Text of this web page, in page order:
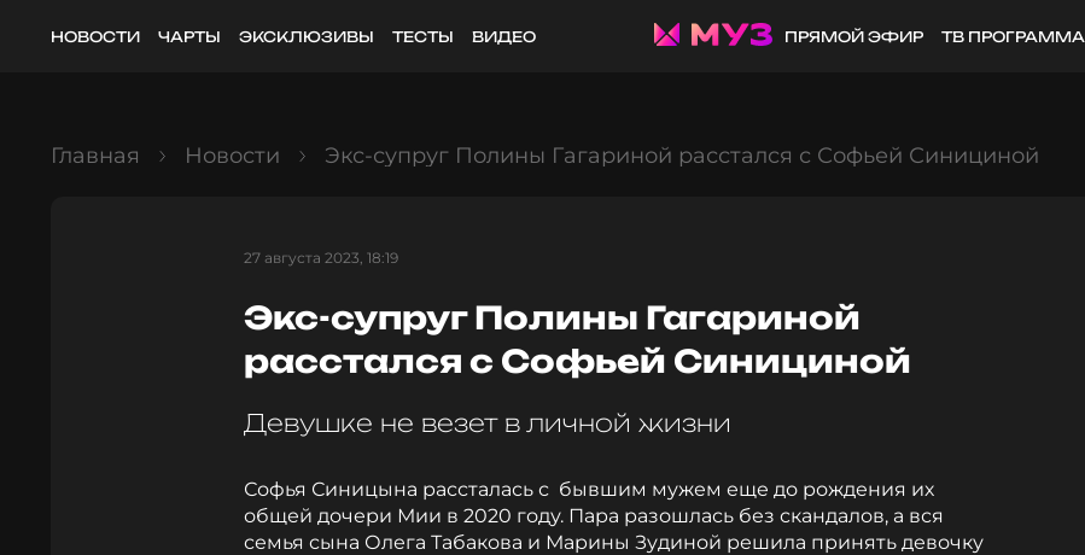
НОВОСТИ ЧАРТЫ ЭКСКЛЮЗИВЫ ТЕСТЫ ВИДЕО ПРЯМОЙ ЭФИР ТВ ПРОГРАММА
Главная Новости Экс-супруг Полины Гагариной расстался с Софьей Синициной
27 августа 2023, 18:19
Экс-супруг Полины Гагариной
расстался с Софьей Синициной
Девушке не везет в личной жизни
Софья Синицына рассталась с бывшим мужем еще до рождения их
общей дочери Мии в 2020 году. Пара разошлась без скандалов, а вся
семья сына Олега Табакова и Марины Зудиной решила принять девочку